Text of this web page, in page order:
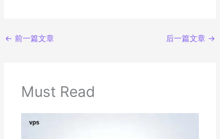
← 前一篇文章 后一篇文章 →
Must Read